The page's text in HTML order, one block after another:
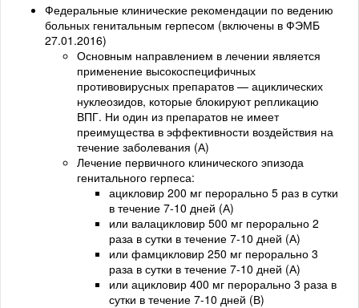
Федеральные клинические рекомендации по ведению
больных генитальным герпесом (включены в ФЭМБ
27.01.2016)
Основным направлением в лечении является
применение высокоспецифичных
противовирусных препаратов — ациклических
нуклеозидов, которые блокируют репликацию
ВПГ. Ни один из препаратов не имеет
преимущества в эффективности воздействия на
течение заболевания (А)
Лечение первичного клинического эпизода
генитального герпеса:
ацикловир 200 мг перорально 5 раз в сутки
в течение 7-10 дней (А)
или валацикловир 500 мг перорально 2
раза в сутки в течение 7-10 дней (А)
или фамцикловир 250 мг перорально 3
раза в сутки в течение 7-10 дней (А)
или ацикловир 400 мг перорально 3 раза в
сутки в течение 7-10 дней (В)